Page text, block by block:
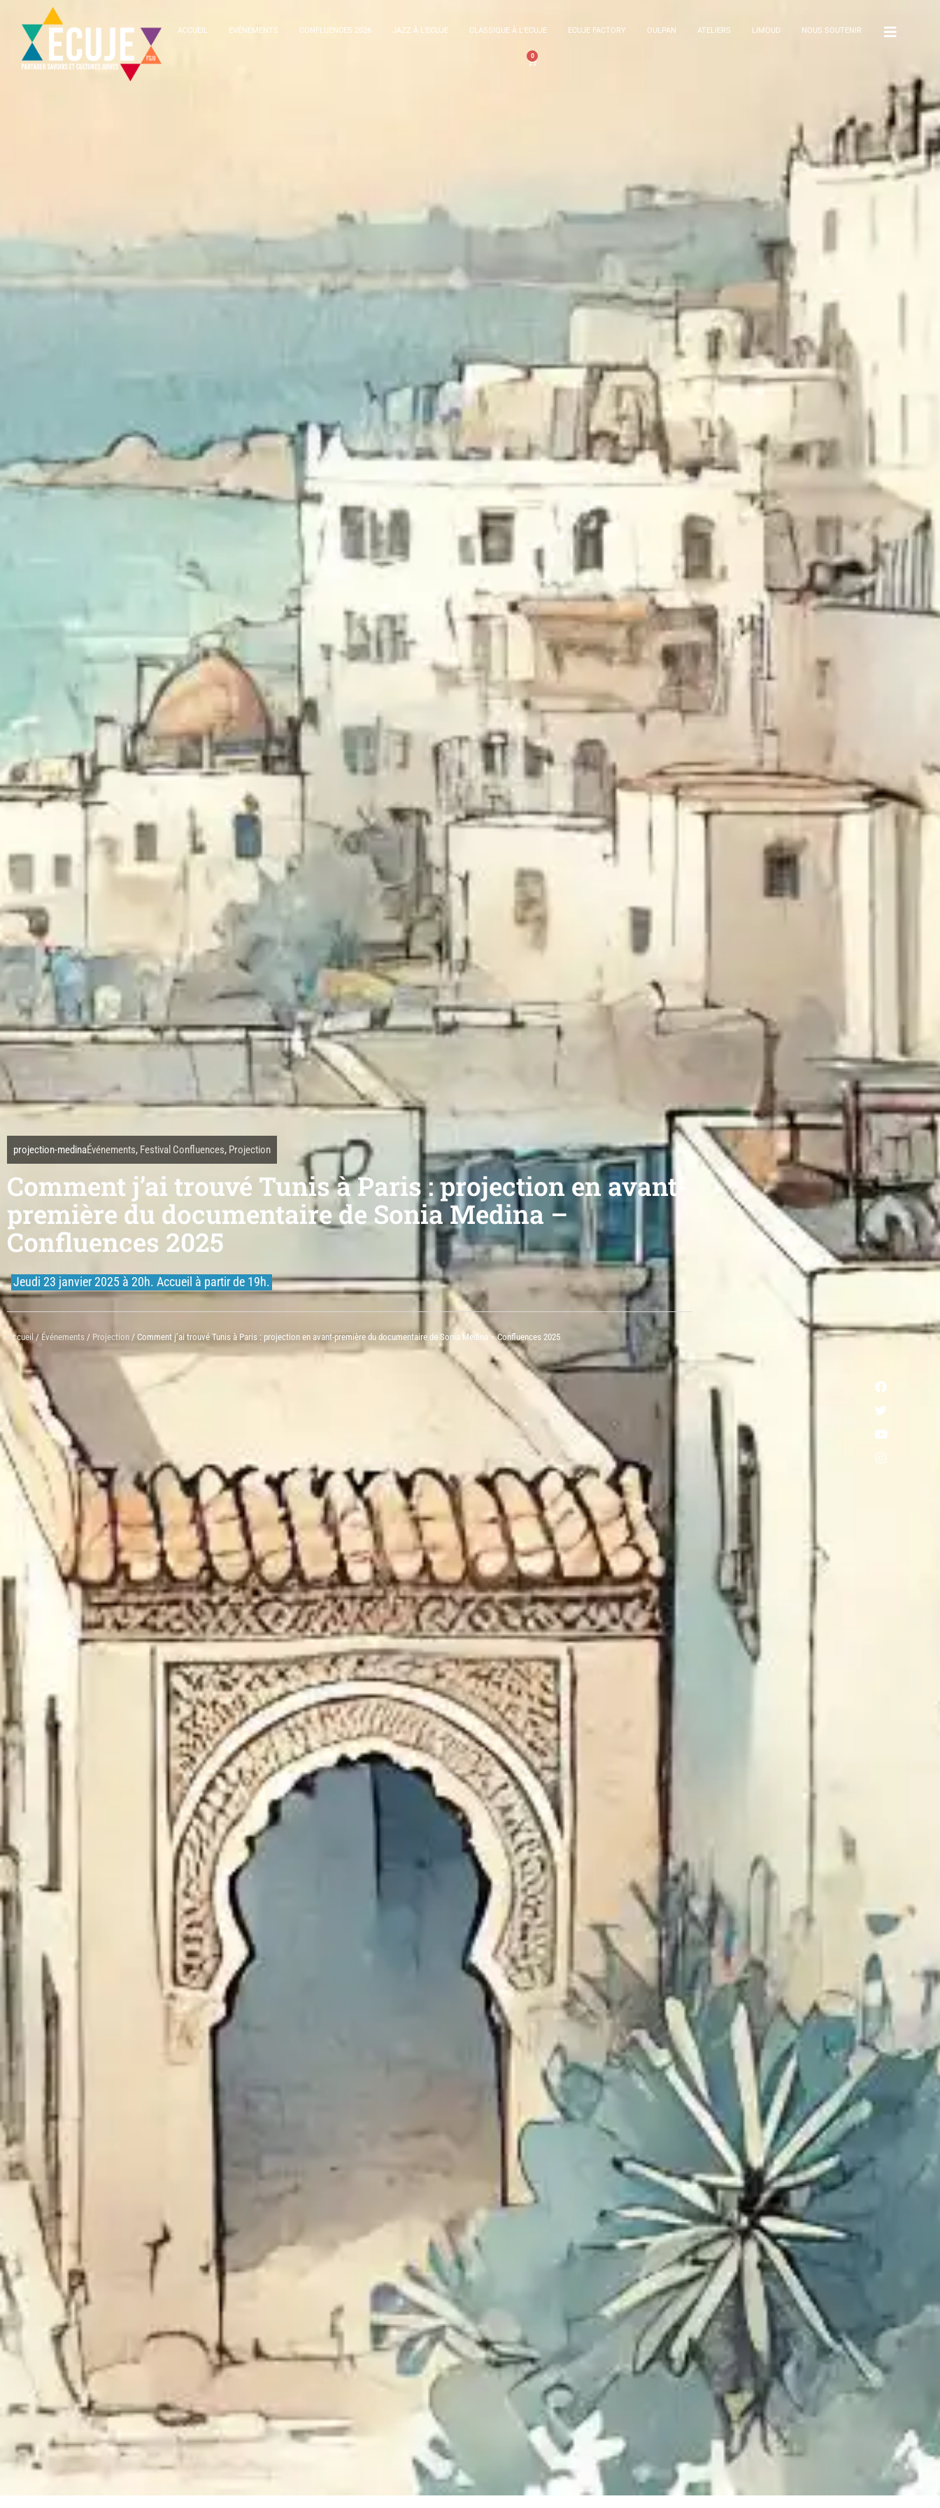
ACCUEIL EVÉNEMENTS CONFLUENCES 2026 JAZZ À L’ECUJE CLASSIQUE À L’ECUJE ECUJE FACTORY OULPAN ATELIERS LIMOUD NOUS SOUTENIR
0
projection-medinaÉvénements, Festival Confluences, Projection
Comment j’ai trouvé Tunis à Paris : projection en avant-
première du documentaire de Sonia Medina –
Confluences 2025
Jeudi 23 janvier 2025 à 20h. Accueil à partir de 19h.
Accueil / Événements / Projection / Comment j’ai trouvé Tunis à Paris : projection en avant-première du documentaire de Sonia Medina – Confluences 2025